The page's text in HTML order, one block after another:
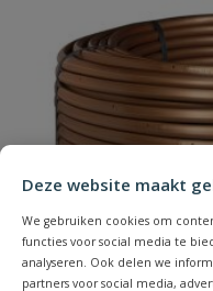
Deze website maakt
We gebruiken cookies om
functies voor social media te
analyseren. Ook delen we
partners voor social media,